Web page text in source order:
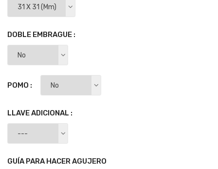
DOBLE EMBRAGUE :
POMO :
LLAVE ADICIONAL :
GUÍA PARA HACER AGUJERO